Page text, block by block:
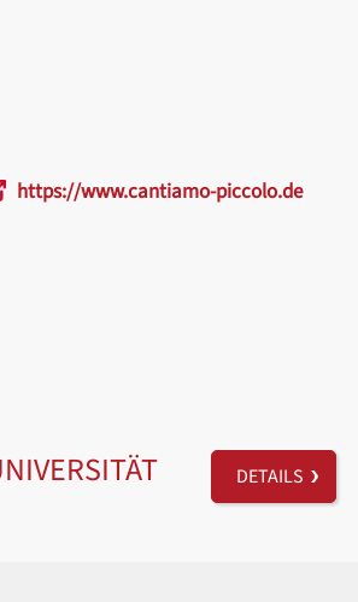
https://www.cantiamo-piccolo.de
DETAILS